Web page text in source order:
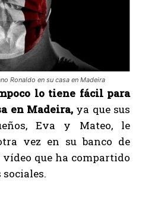
Ronaldo en su casa en Madeira
lo tiene fácil para
en Madeira,ya que sus
Eva y Mateo, le
vez en su banco de
vídeo que ha compartido
sociales.